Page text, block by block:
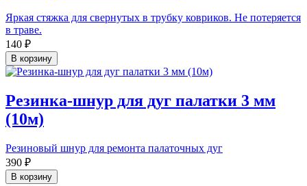
Яркая стяжка для свернутых в трубку ковриков. Не потеряется
в траве.
140 ₽
В корзину
Резинка-шнур для дуг палатки 3 мм
(10м)
Резиновый шнур для ремонта палаточных дуг
390 ₽
В корзину